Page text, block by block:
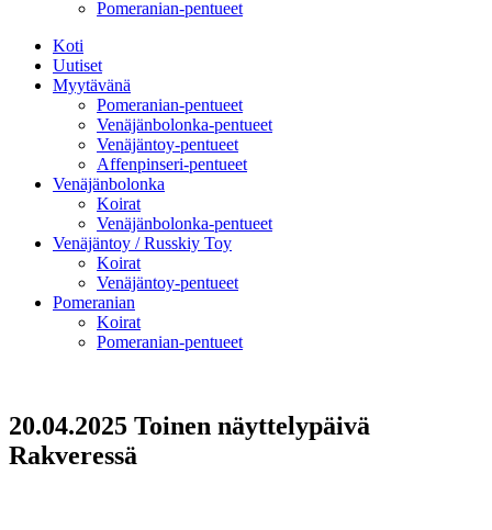
Pomeranian-pentueet
Koti
Uutiset
Myytävänä
Pomeranian-pentueet
Venäjänbolonka-pentueet
Venäjäntoy-pentueet
Affenpinseri-pentueet
Venäjänbolonka
Koirat
Venäjänbolonka-pentueet
Venäjäntoy / Russkiy Toy
Koirat
Venäjäntoy-pentueet
Pomeranian
Koirat
Pomeranian-pentueet
20.04.2025 Toinen näyttelypäivä
Rakveressä